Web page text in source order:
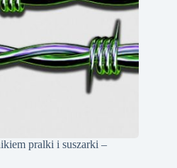
pralki i suszarki –